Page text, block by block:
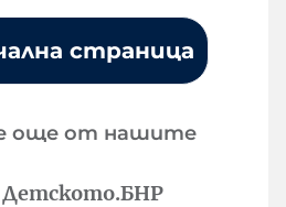
страница
още от нашите
Детското.БНР